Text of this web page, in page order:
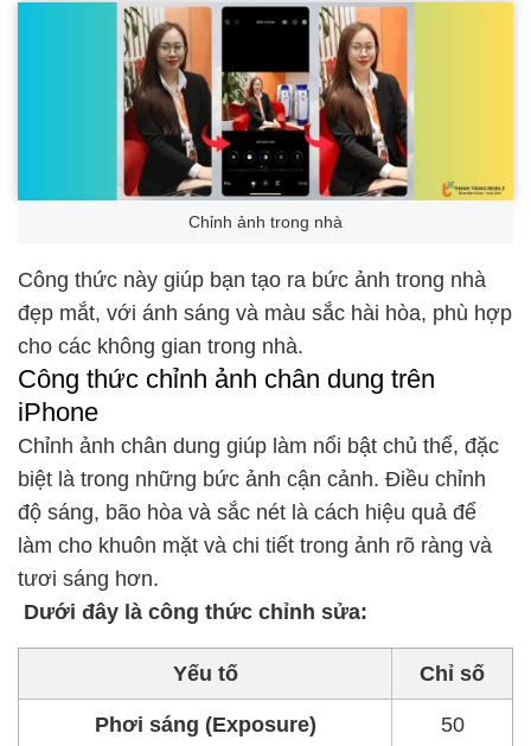
Chỉnh ảnh trong nhà
Công thức này giúp bạn tạo ra bức ảnh trong nhà
đẹp mắt, với ánh sáng và màu sắc hài hòa, phù hợp
cho các không gian trong nhà.
Công thức chỉnh ảnh chân dung trên
iPhone
Chỉnh ảnh chân dung giúp làm nổi bật chủ thể, đặc
biệt là trong những bức ảnh cận cảnh. Điều chỉnh
độ sáng, bão hòa và sắc nét là cách hiệu quả để
làm cho khuôn mặt và chi tiết trong ảnh rõ ràng và
tươi sáng hơn.
Dưới đây là công thức chỉnh sửa:
Yếu tố Chỉ số
Phơi sáng (Exposure) 50